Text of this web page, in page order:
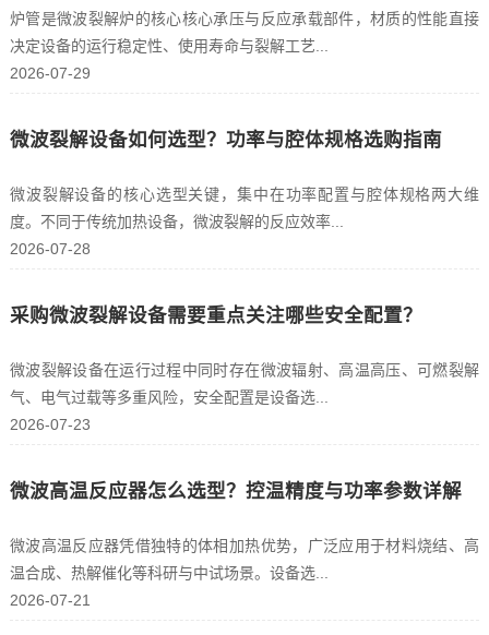
炉管是微波裂解炉的核心核心承压与反应承载部件，材质的性能直接
决定设备的运行稳定性、使用寿命与裂解工艺...
2026-07-29
微波裂解设备如何选型？功率与腔体规格选购指南
微波裂解设备的核心选型关键，集中在功率配置与腔体规格两大维
度。不同于传统加热设备，微波裂解的反应效率...
2026-07-28
采购微波裂解设备需要重点关注哪些安全配置？
微波裂解设备在运行过程中同时存在微波辐射、高温高压、可燃裂解
气、电气过载等多重风险，安全配置是设备选...
2026-07-23
微波高温反应器怎么选型？控温精度与功率参数详解
微波高温反应器凭借独特的体相加热优势，广泛应用于材料烧结、高
温合成、热解催化等科研与中试场景。设备选...
2026-07-21